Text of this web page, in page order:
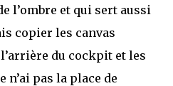
l’ombre et qui sert aussi
copier les canvas
du cockpit et les
n’ai pas la place de